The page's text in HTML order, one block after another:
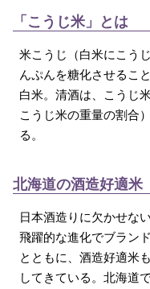
「こうじ米」とは
米こうじ（白米にこう
んぷんを糖化させるこ
白米。清酒は、こうじ
こうじ米の重量の割合
る。
北海道の酒造好適米
日本酒造りに欠かせな
飛躍的な進化でブラン
とともに、酒造好適米
してきている。北海道